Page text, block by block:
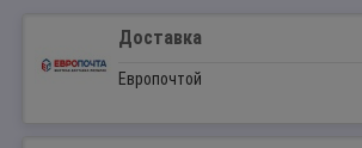
Доставка
Европочтой